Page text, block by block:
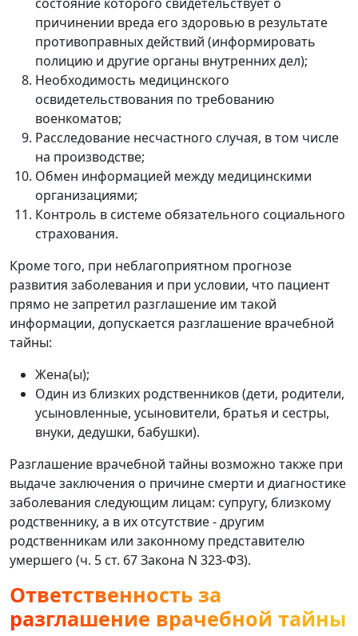
причинении вреда его здоровью в результате
противоправных действий (информировать
полицию и другие органы внутренних дел);
Необходимость медицинского
освидетельствования по требованию
военкоматов;
Расследование несчастного случая, в том числе
на производстве;
Обмен информацией между медицинскими
организациями;
Контроль в системе обязательного социального
страхования.
Кроме того, при неблагоприятном прогнозе
развития заболевания и при условии, что пациент
прямо не запретил разглашение им такой
информации, допускается разглашение врачебной
тайны:
Жена(ы);
Один из близких родственников (дети, родители,
усыновленные, усыновители, братья и сестры,
внуки, дедушки, бабушки).
Разглашение врачебной тайны возможно также при
выдаче заключения о причине смерти и диагностике
заболевания следующим лицам: супругу, близкому
родственнику, а в их отсутствие - другим
родственникам или законному представителю
умершего (ч. 5 ст. 67 Закона N 323-ФЗ).
Ответственность за
разглашение врачебной тайны